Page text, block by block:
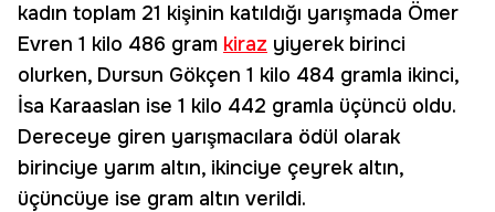
kadın toplam 21 kişinin katıldığı yarışmada Ömer
Evren 1 kilo 486 gram kiraz yiyerek birinci
olurken, Dursun Gökçen 1 kilo 484 gramla ikinci,
İsa Karaaslan ise 1 kilo 442 gramla üçüncü oldu.
Dereceye giren yarışmacılara ödül olarak
birinciye yarım altın, ikinciye çeyrek altın,
üçüncüye ise gram altın verildi.